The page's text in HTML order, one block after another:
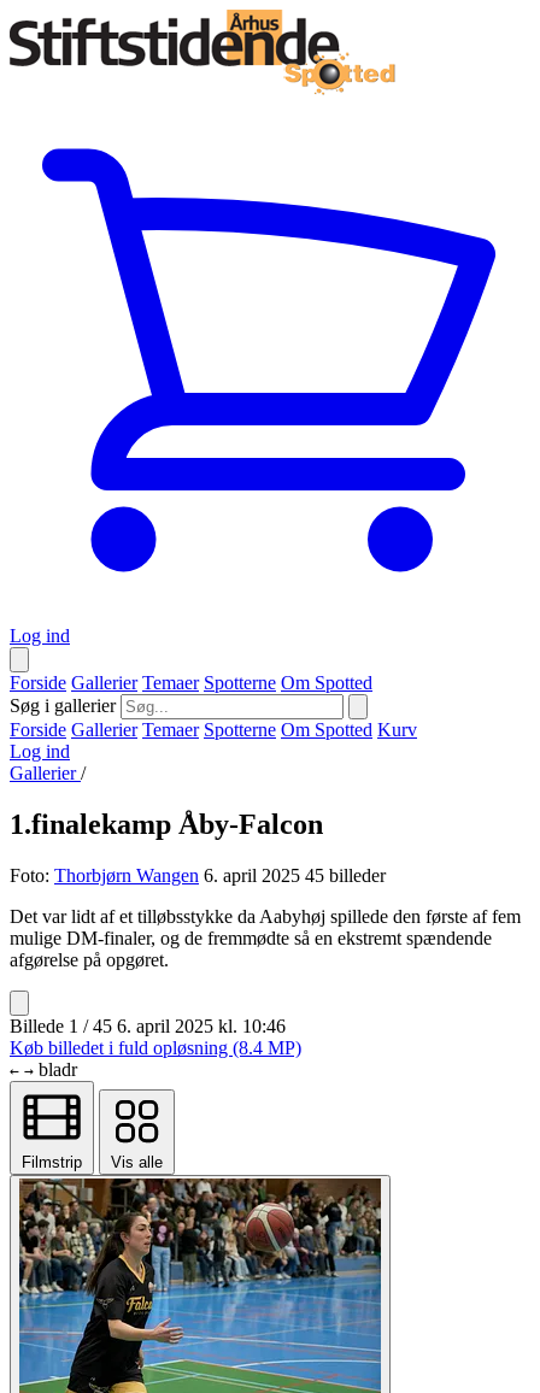
Log ind
Forside Gallerier Temaer Spotterne Om Spotted
Søg i gallerier
Forside Gallerier Temaer Spotterne Om Spotted Kurv
Log ind
Gallerier/
1.finalekamp Åby-Falcon
Foto: Thorbjørn Wangen 6. april 2025 45 billeder
Det var lidt af et tilløbsstykke da Aabyhøj spillede den første af fem
mulige DM-finaler, og de fremmødte så en ekstremt spændende
afgørelse på opgøret.
Billede 1 / 45 6. april 2025 kl. 10:46
Køb billedet i fuld opløsning (8.4 MP)
← → bladr
Filmstrip Vis alle